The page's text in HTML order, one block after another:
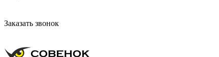
Заказать звонок